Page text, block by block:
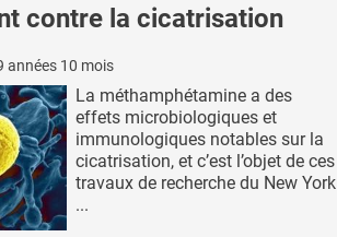
contre la cicatrisation
années 10 mois
La méthamphétamine a des
effets microbiologiques et
immunologiques notables sur la
cicatrisation, et c’est l’objet de ces
travaux de recherche du New York
...